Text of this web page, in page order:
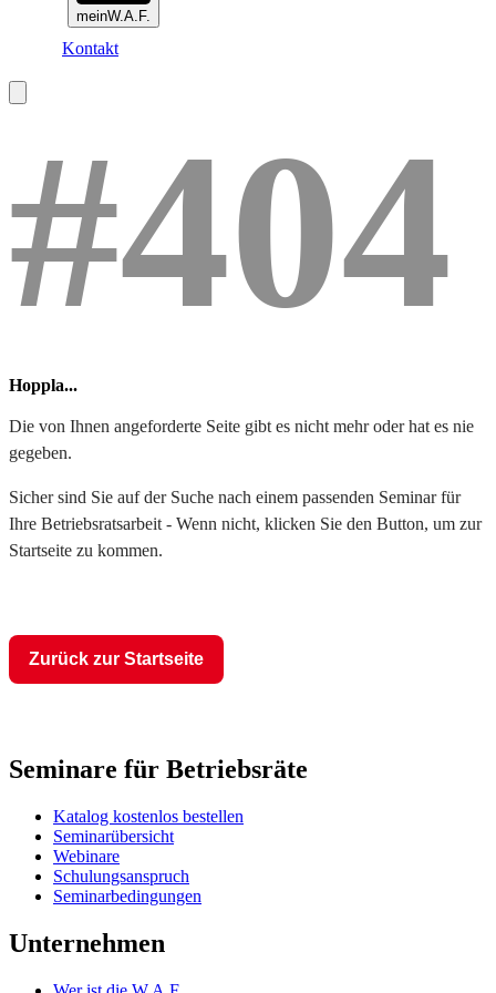
meinW.A.F.
Kontakt
#404
Hoppla...
Die von Ihnen angeforderte Seite gibt es nicht mehr oder hat es nie
gegeben.
Sicher sind Sie auf der Suche nach einem passenden Seminar für
Ihre Betriebsratsarbeit - Wenn nicht, klicken Sie den Button, um zur
Startseite zu kommen.
Zurück zur Startseite
Seminare für Betriebsräte
Katalog kostenlos bestellen
Seminarübersicht
Webinare
Schulungsanspruch
Seminarbedingungen
Unternehmen